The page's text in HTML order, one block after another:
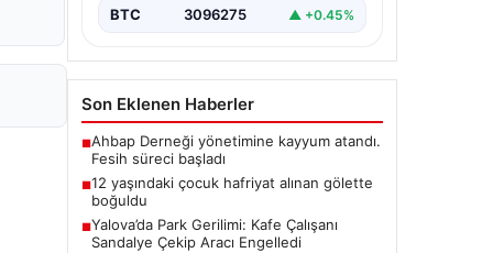
BTC 3096275 ▲ +0.45%
Son Eklenen Haberler
■Ahbap Derneği yönetimine kayyum atandı.
Fesih süreci başladı
■12 yaşındaki çocuk hafriyat alınan gölette
boğuldu
■Yalova’da Park Gerilimi: Kafe Çalışanı
Sandalye Çekip Aracı Engelledi